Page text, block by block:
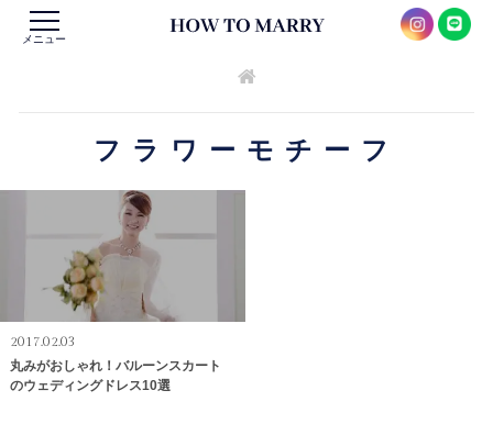
メニュー
フラワーモチーフ
2017.02.03
丸みがおしゃれ！バルーンスカート
のウェディングドレス10選